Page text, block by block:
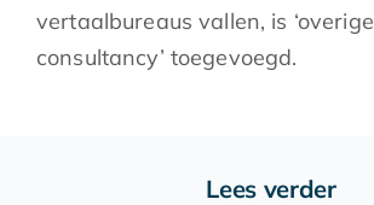
vertaalbureaus vallen, is ‘overige
consultancy’ toegevoegd.
Lees verder